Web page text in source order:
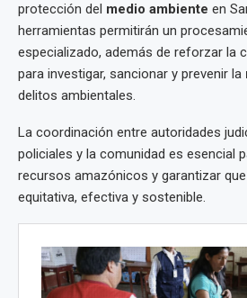
protección del medio ambiente en
herramientas permitirán un
especializado, además de reforzar la
para investigar, sancionar y prevenir la
delitos ambientales.
La coordinación entre autoridades
policiales y la comunidad es esencial
recursos amazónicos y garantizar
equitativa, efectiva y sostenible.